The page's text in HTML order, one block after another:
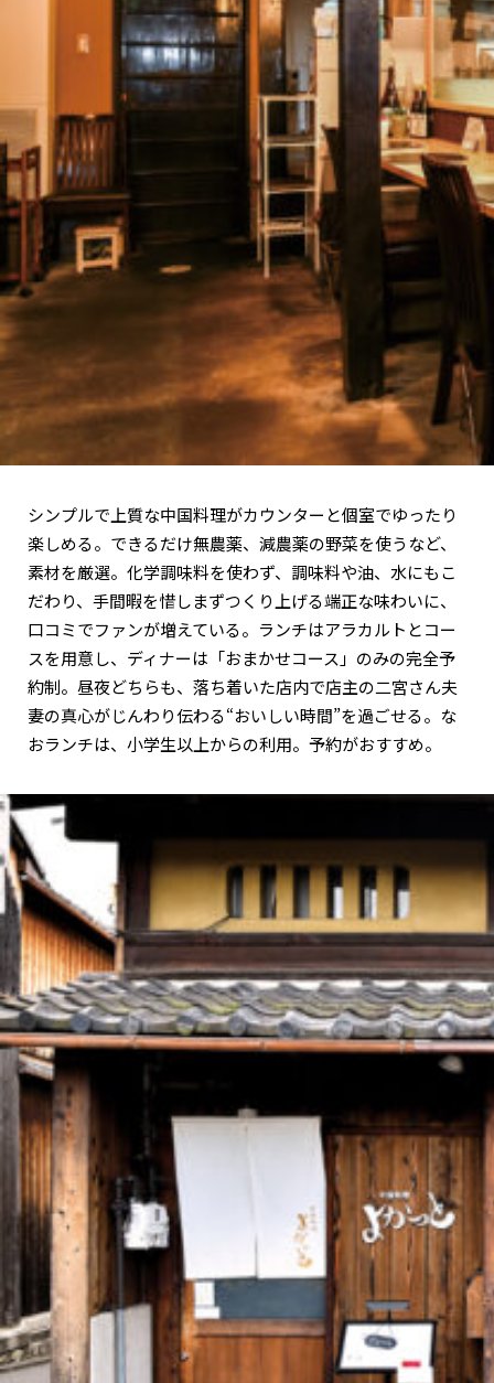
シンプルで上質な中国料理がカウンターと個室でゆったり
楽しめる。できるだけ無農薬、減農薬の野菜を使うなど、
素材を厳選。化学調味料を使わず、調味料や油、水にもこ
だわり、手間暇を惜しまずつくり上げる端正な味わいに、
口コミでファンが増えている。ランチはアラカルトとコー
スを用意し、ディナーは「おまかせコース」のみの完全予
約制。昼夜どちらも、落ち着いた店内で店主の二宮さん夫
妻の真心がじんわり伝わる“おいしい時間”を過ごせる。な
おランチは、小学生以上からの利用。予約がおすすめ。